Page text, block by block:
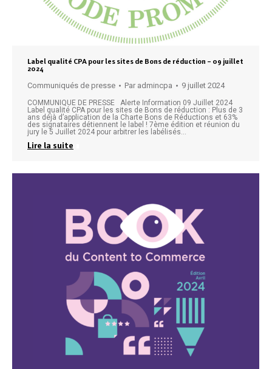
Label qualité CPA pour les sites de Bons de réduction – 09 juillet
2024
Communiqués de presse Par admincpa 9 juillet 2024
COMMUNIQUE DE PRESSE Alerte Information 09 Juillet 2024
Label qualité CPA pour les sites de Bons de réduction : Plus de 3
ans déjà d’application de la Charte Bons de Réductions et 63%
des signataires détiennent le label ! 7ème édition et réunion du
jury le 5 Juillet 2024 pour arbitrer les labélisés…
Lire la suite